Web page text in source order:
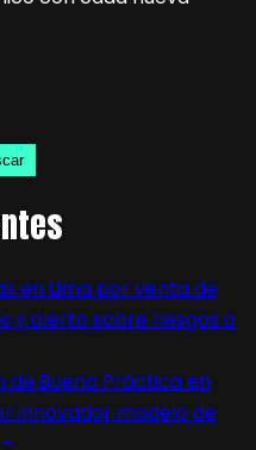
en Lima por venta de
y alerta sobre riesgos a
de Buena Práctica en
innovador modelo de